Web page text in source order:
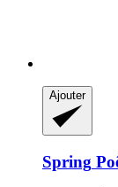
Ajouter
Spring